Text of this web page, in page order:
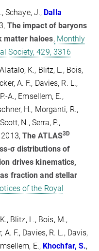
Schaye, J., Dalla
The impact of baryons
matter haloes,Monthly
Society, 429, 3316
K., Blitz, L., Bois,
A. F., Davies, R. L.,
A., Emsellem, E.,
H., Morganti, R.,
N., Serra, P.,
The ATLAS3D
σ distributions of
drives kinematics,
fraction and stellar
of the Royal
Blitz, L., Bois, M.,
F., Davies, R. L., Davis,
E., Khochfar, S.,